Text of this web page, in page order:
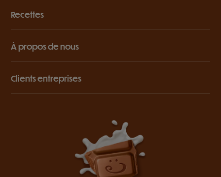
Recettes
À propos de nous
Clients entreprises